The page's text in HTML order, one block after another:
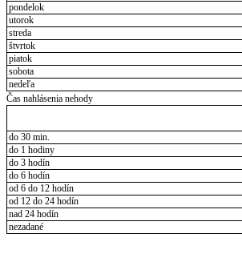
pondelok
utorok
streda
štvrtok
piatok
sobota
nedeľa
Čas nahlásenia nehody
do 30 min.
do 1 hodiny
do 3 hodín
do 6 hodín
od 6 do 12 hodín
od 12 do 24 hodín
nad 24 hodín
nezadané